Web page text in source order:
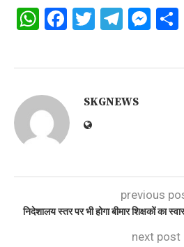
WhatsApp
Facebook
Twitter
SKGNEWS
previous
निदेशालय स्तर पर भी होगा बीमार शिक्षकों का
next post